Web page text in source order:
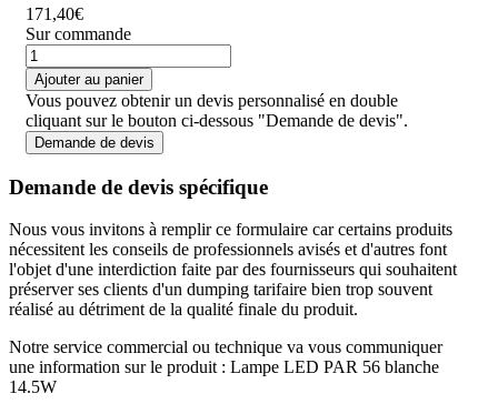
171,40€
Sur commande
Ajouter au panier
Vous pouvez obtenir un devis personnalisé en double
cliquant sur le bouton ci-dessous "Demande de devis".
Demande de devis
Demande de devis spécifique
Nous vous invitons à remplir ce formulaire car certains produits
nécessitent les conseils de professionnels avisés et d'autres font
l'objet d'une interdiction faite par des fournisseurs qui souhaitent
préserver ses clients d'un dumping tarifaire bien trop souvent
réalisé au détriment de la qualité finale du produit.
Notre service commercial ou technique va vous communiquer
une information sur le produit : Lampe LED PAR 56 blanche
14.5W